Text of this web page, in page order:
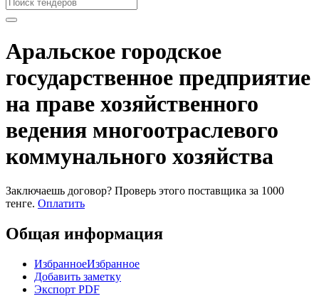
Аральское городское
государственное предприятие
на праве хозяйственного
ведения многоотраслевого
коммунального хозяйства
Заключаешь договор? Проверь этого поставщика за 1000
тенге. Оплатить
Общая информация
ИзбранноеИзбранное
Добавить заметку
Экспорт PDF